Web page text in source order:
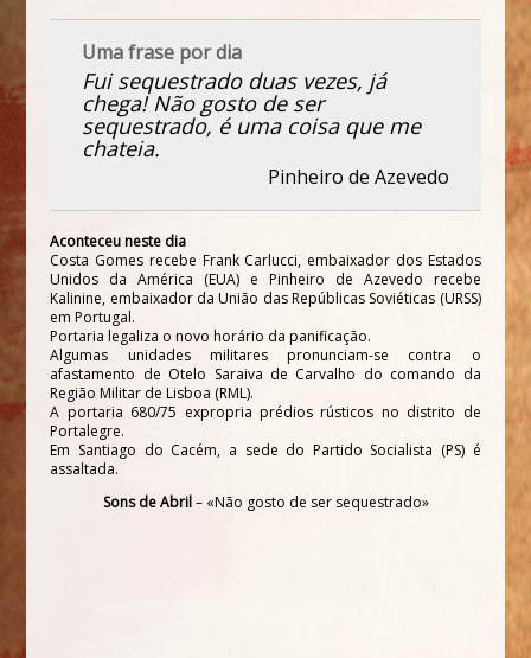
Uma frase por dia
Fui sequestrado duas vezes, já
chega! Não gosto de ser
sequestrado, é uma coisa que me
chateia.
Pinheiro de Azevedo
Aconteceu neste dia
Costa Gomes recebe Frank Carlucci, embaixador dos Estados
Unidos da América (EUA) e Pinheiro de Azevedo recebe
Kalinine, embaixador da União das Repúblicas Soviéticas (URSS)
em Portugal.
Portaria legaliza o novo horário da panificação.
Algumas unidades militares pronunciam-se contra o
afastamento de Otelo Saraiva de Carvalho do comando da
Região Militar de Lisboa (RML).
A portaria 680/75 expropria prédios rústicos no distrito de
Portalegre.
Em Santiago do Cacém, a sede do Partido Socialista (PS) é
assaltada.
Sons de Abril– «Não gosto de ser sequestrado»